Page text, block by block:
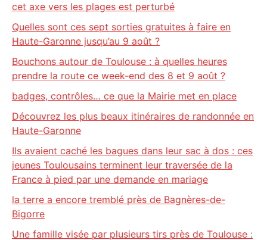
cet axe vers les plages est perturbé
Quelles sont ces sept sorties gratuites à faire en
Haute-Garonne jusqu’au 9 août ?
Bouchons autour de Toulouse : à quelles heures
prendre la route ce week-end des 8 et 9 août ?
badges, contrôles… ce que la Mairie met en place
Découvrez les plus beaux itinéraires de randonnée en
Haute-Garonne
Ils avaient caché les bagues dans leur sac à dos : ces
jeunes Toulousains terminent leur traversée de la
France à pied par une demande en mariage
la terre a encore tremblé près de Bagnères-de-
Bigorre
Une famille visée par plusieurs tirs près de Toulouse :